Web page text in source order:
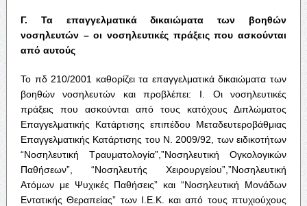
Γ. Τα επαγγελματικά δικαιώματα των
βοηθών
νοσηλευτών–οι νοσηλευτικές πράξεις που ασκούνται
από αυτούς
Το πδ 210/2001 καθορίζει τα επαγγελματικά δικαιώματα των
βοηθών νοσηλευτών και προβλέπει: Ι. Οι νοσηλευτικές
πράξεις που ασκούνται από τους κατόχους Διπλώματος
Επαγγελματικής Κατάρτισης επιπέδου Μεταδευτεροβάθμιας
Επαγγελματικής Κατάρτισης του Ν. 2009/92, των ειδικοτήτων
“Νοσηλευτική Τραυματολογία”,”Νοσηλευτική Ογκολογικών
Παθήσεων”, “Νοσηλευτής Χειρουργείου”,”Νοσηλευτική
Ατόμων με Ψυχικές Παθήσεις” και “Νοσηλευτική Μονάδων
Εντατικής Θεραπείας” των Ι.Ε.Κ. και από τους πτυχιούχους